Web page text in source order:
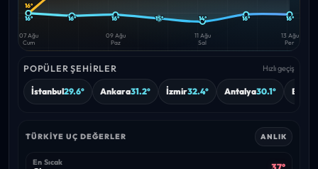
16°
16° 16° 16° 15° 14° 16° 16°
07 Ağu
Cum
09 Ağu
Paz
11 Ağu
Sal
13 Ağu
Per
POPÜLER ŞEHIRLER Hızlı geçiş
İstanbul29.6° Ankara31.2° İzmir32.4° Antalya30.1° Bursa
TÜRKIYE UÇ DEĞERLER ANLIK
En Sıcak